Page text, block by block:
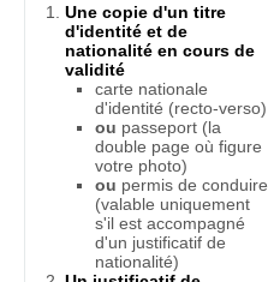
Une copie d'un titre
d'identité et de
nationalité en cours de
validité
carte nationale
d'identité (recto-verso)
ou passeport (la
double page où figure
votre photo)
ou permis de conduire
(valable uniquement
s'il est accompagné
d'un justificatif de
nationalité)